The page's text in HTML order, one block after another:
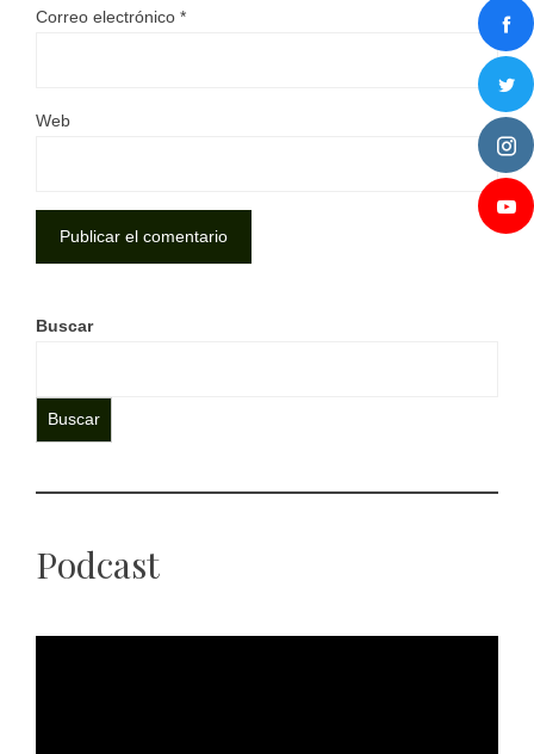
Correo electrónico *
Web
Buscar
Buscar
Podcast